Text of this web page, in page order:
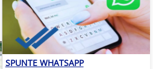
SPUNTE WHATSAPP